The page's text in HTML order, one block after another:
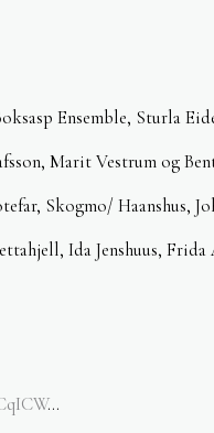
Ensemble, Sturla
Marit Vestrum og
Skogmo/ Haanshus,
Ida Jenshuus, Frida
...